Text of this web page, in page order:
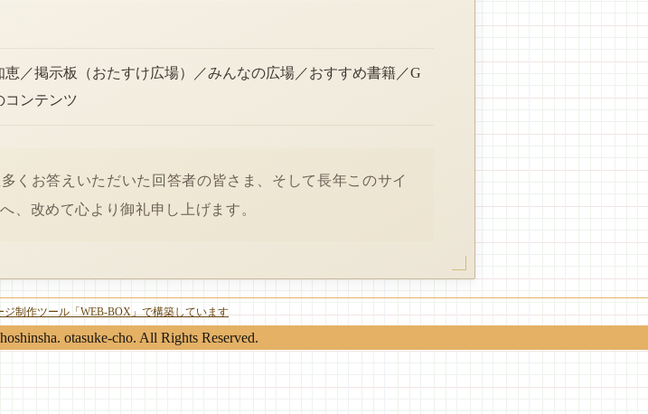
／掲示板（おたすけ広場）／みんなの広場／おすすめ書籍／G
コンテンツ
くお答えいただいた回答者の皆さま、そして長年このサイ
、改めて心より御礼申し上げます。
制作ツール「WEB-BOX」で構築しています
otasuke-cho. All Rights Reserved.